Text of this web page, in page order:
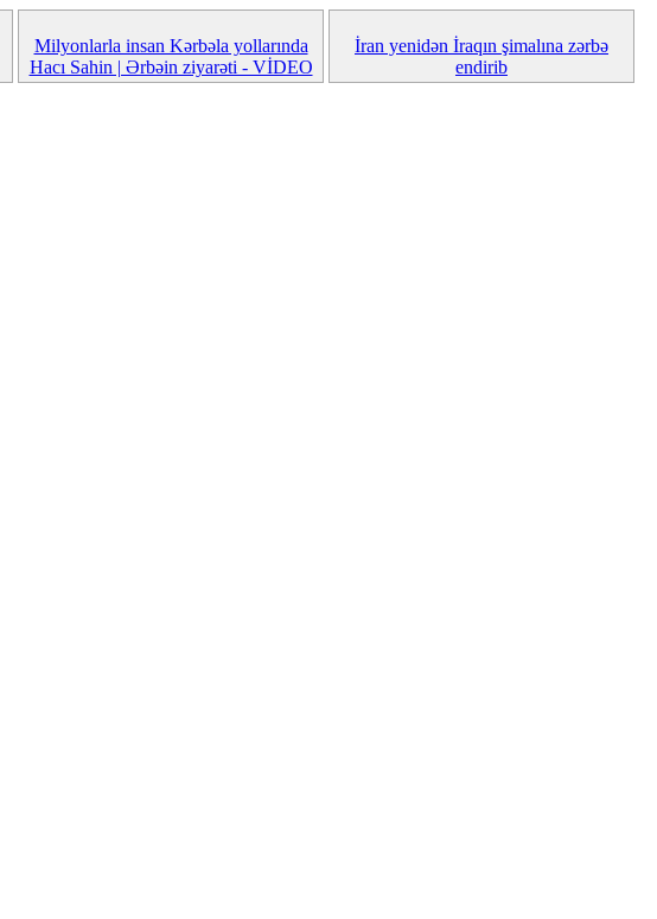
Milyonlarla insan Kərbəla yollarında
Hacı Sahin | Ərbəin ziyarəti - VİDEO
İran yenidən İraqın şimalına zərbə
endirib